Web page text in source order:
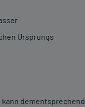
Ursprungs
dementsprechend